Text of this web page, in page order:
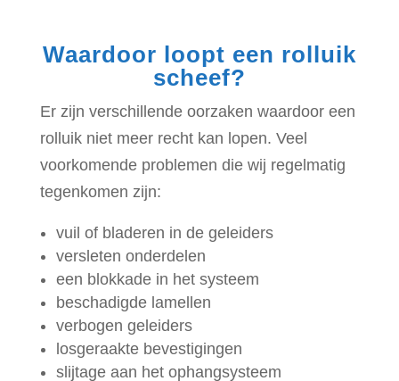
Waardoor loopt een rolluik
scheef?
Er zijn verschillende oorzaken waardoor een
rolluik niet meer recht kan lopen. Veel
voorkomende problemen die wij regelmatig
tegenkomen zijn:
vuil of bladeren in de geleiders
versleten onderdelen
een blokkade in het systeem
beschadigde lamellen
verbogen geleiders
losgeraakte bevestigingen
slijtage aan het ophangsysteem